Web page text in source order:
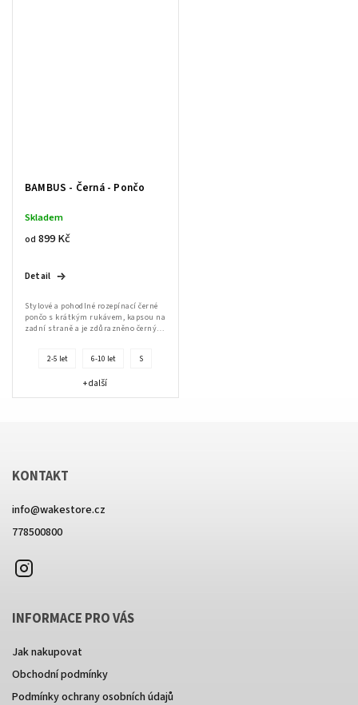
BAMBUS - Černá - Pončo
Skladem
od 899 Kč
Detail
Stylové a pohodlné rozepínací černé
pončo s krátkým rukávem, kapsou na
zadní straně a je zdůrazněno černým
2-5 let 6-10 let S
+ další
KONTAKT
info@wakestore.cz
778500800
INFORMACE PRO VÁS
Jak nakupovat
Obchodní podmínky
Podmínky ochrany osobních údajů